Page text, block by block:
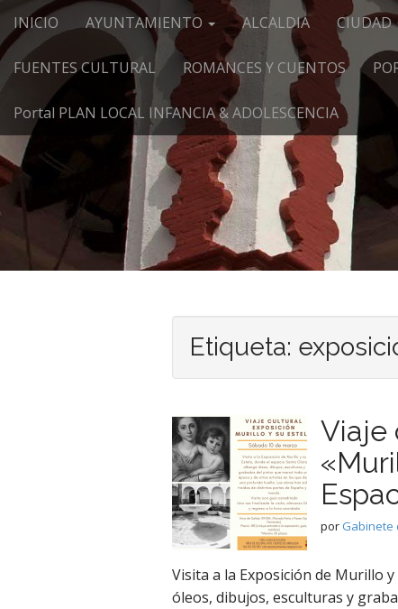
Menú principal
Saltar al contenido
INICIO AYUNTAMIENTO ALCALDIA CIUDAD
FUENTES CULTURAL ROMANCES Y CUENTOS
Portal PLAN LOCAL INFANCIA & ADOLESCENCIA
Etiqueta:
Viaje
por Gabinete
Visita a la Exposición de Murillo
óleos, dibujos, esculturas y